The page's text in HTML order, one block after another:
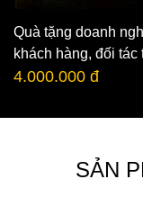
Quà tặng doanh
khách hàng, đối
4.000.000 đ
SẢN